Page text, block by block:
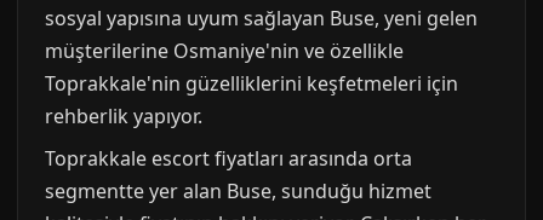
sosyal yapısına uyum sağlayan Buse, yeni gelen
müşterilerine Osmaniye'nin ve özellikle
Toprakkale'nin güzelliklerini keşfetmeleri için
rehberlik yapıyor.
Toprakkale escort fiyatları arasında orta
segmentte yer alan Buse, sunduğu hizmet